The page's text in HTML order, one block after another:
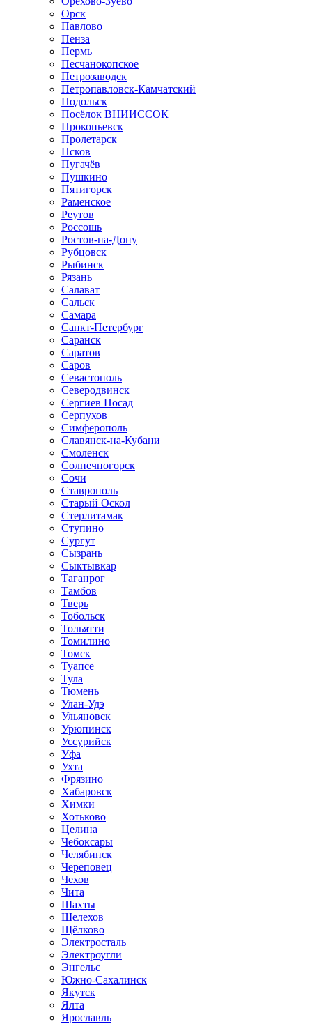
Орск
Павлово
Пенза
Пермь
Песчанокопское
Петрозаводск
Петропавловск-Камчатский
Подольск
Посёлок ВНИИССОК
Прокопьевск
Пролетарск
Псков
Пугачёв
Пушкино
Пятигорск
Раменское
Реутов
Россошь
Ростов-на-Дону
Рубцовск
Рыбинск
Рязань
Салават
Сальск
Самара
Санкт-Петербург
Саранск
Саратов
Саров
Севастополь
Северодвинск
Сергиев Посад
Серпухов
Симферополь
Славянск-на-Кубани
Смоленск
Солнечногорск
Сочи
Ставрополь
Старый Оскол
Стерлитамак
Ступино
Сургут
Сызрань
Сыктывкар
Таганрог
Тамбов
Тверь
Тобольск
Тольятти
Томилино
Томск
Туапсе
Тула
Тюмень
Улан-Удэ
Ульяновск
Урюпинск
Уссурийск
Уфа
Ухта
Фрязино
Хабаровск
Химки
Хотьково
Целина
Чебоксары
Челябинск
Череповец
Чехов
Чита
Шахты
Шелехов
Щёлково
Электросталь
Электроугли
Энгельс
Южно-Сахалинск
Якутск
Ялта
Ярославль